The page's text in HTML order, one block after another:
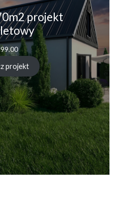
projekt
projekt